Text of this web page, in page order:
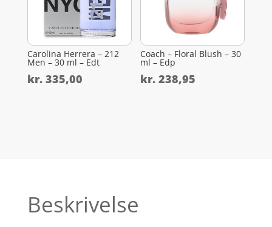
Carolina Herrera – 212
Men – 30 ml – Edt
kr.335,00
Coach – Floral Blush – 30
ml – Edp
kr. 238,95
Beskrivelse